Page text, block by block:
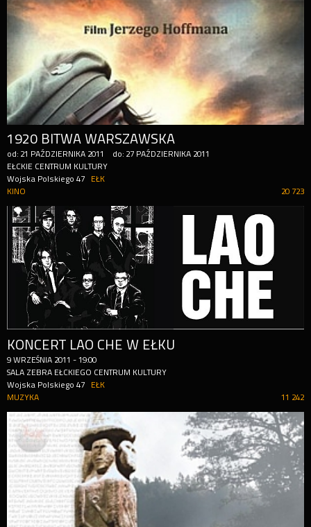
1920 BITWA WARSZAWSKA
od: 21 PAŹDZIERNIKA 2011 do: 27 PAŹDZIERNIKA 2011
EŁCKIE CENTRUM KULTURY
Wojska Polskiego 47
EŁK
20 723
KINO
KONCERT LAO CHE W EŁKU
9 WRZEŚNIA 2011 -19:00
SALA ZEBRA EŁCKIEGO CENTRUM KULTURY
Wojska Polskiego 47
EŁK
11 242
MUZYKA